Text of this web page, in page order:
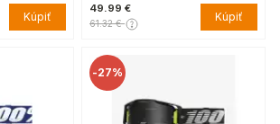
Kúpiť
49.99 €
61.32 € Kúpiť
-27%